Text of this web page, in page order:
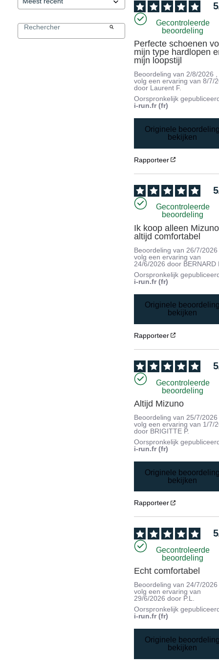
5
Gecontroleerde
beoordeling
Perfecte schoenen
mijn type hardlopen
mijn loopstijl
Beoordeling van2/8/2026 ,
volg een ervaring van8/7/
door Laurent F.
Oorspronkelijk
i-run.fr (fr)
Originele
bekijken
Rapporteer
5
Gecontroleerde
beoordeling
Ik koop alleen
altijd comfortabel
Beoordeling van 26/7/2026
volg een ervaring van
24/6/2026 door BERNARD
Oorspronkelijk
i-run.fr (fr)
Originele
bekijken
Rapporteer
5
Gecontroleerde
beoordeling
Altijd Mizuno
Beoordeling van 25/7/2026
volg een ervaring van 1/7/
door BRIGITTE P.
Oorspronkelijk
i-run.fr (fr)
Originele
bekijken
Rapporteer
5
Gecontroleerde
beoordeling
Echt comfortabel
Beoordeling van24/7/2026
volg een ervaring van
29/6/2026 door P.L.
Oorspronkelijk
i-run.fr (fr)
Originele
bekijken